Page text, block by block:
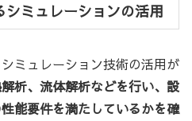
ミュレーションの活用
ミュレーション技術の活用が
析、流体解析などを行い、設
能要件を満たしているかを確